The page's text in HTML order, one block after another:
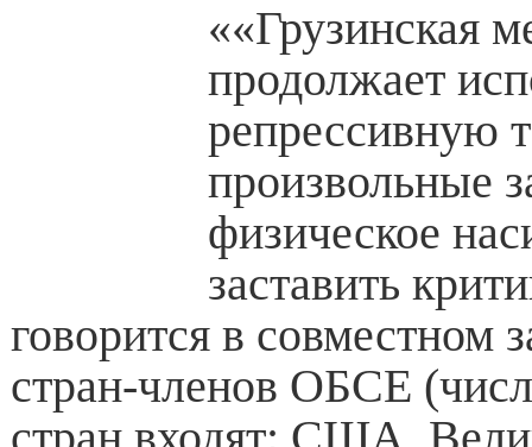
««Грузинская
продолжает
репрессивную
произвольные
физическое
заставить
говорится в совместном
стран-членов ОБСЕ